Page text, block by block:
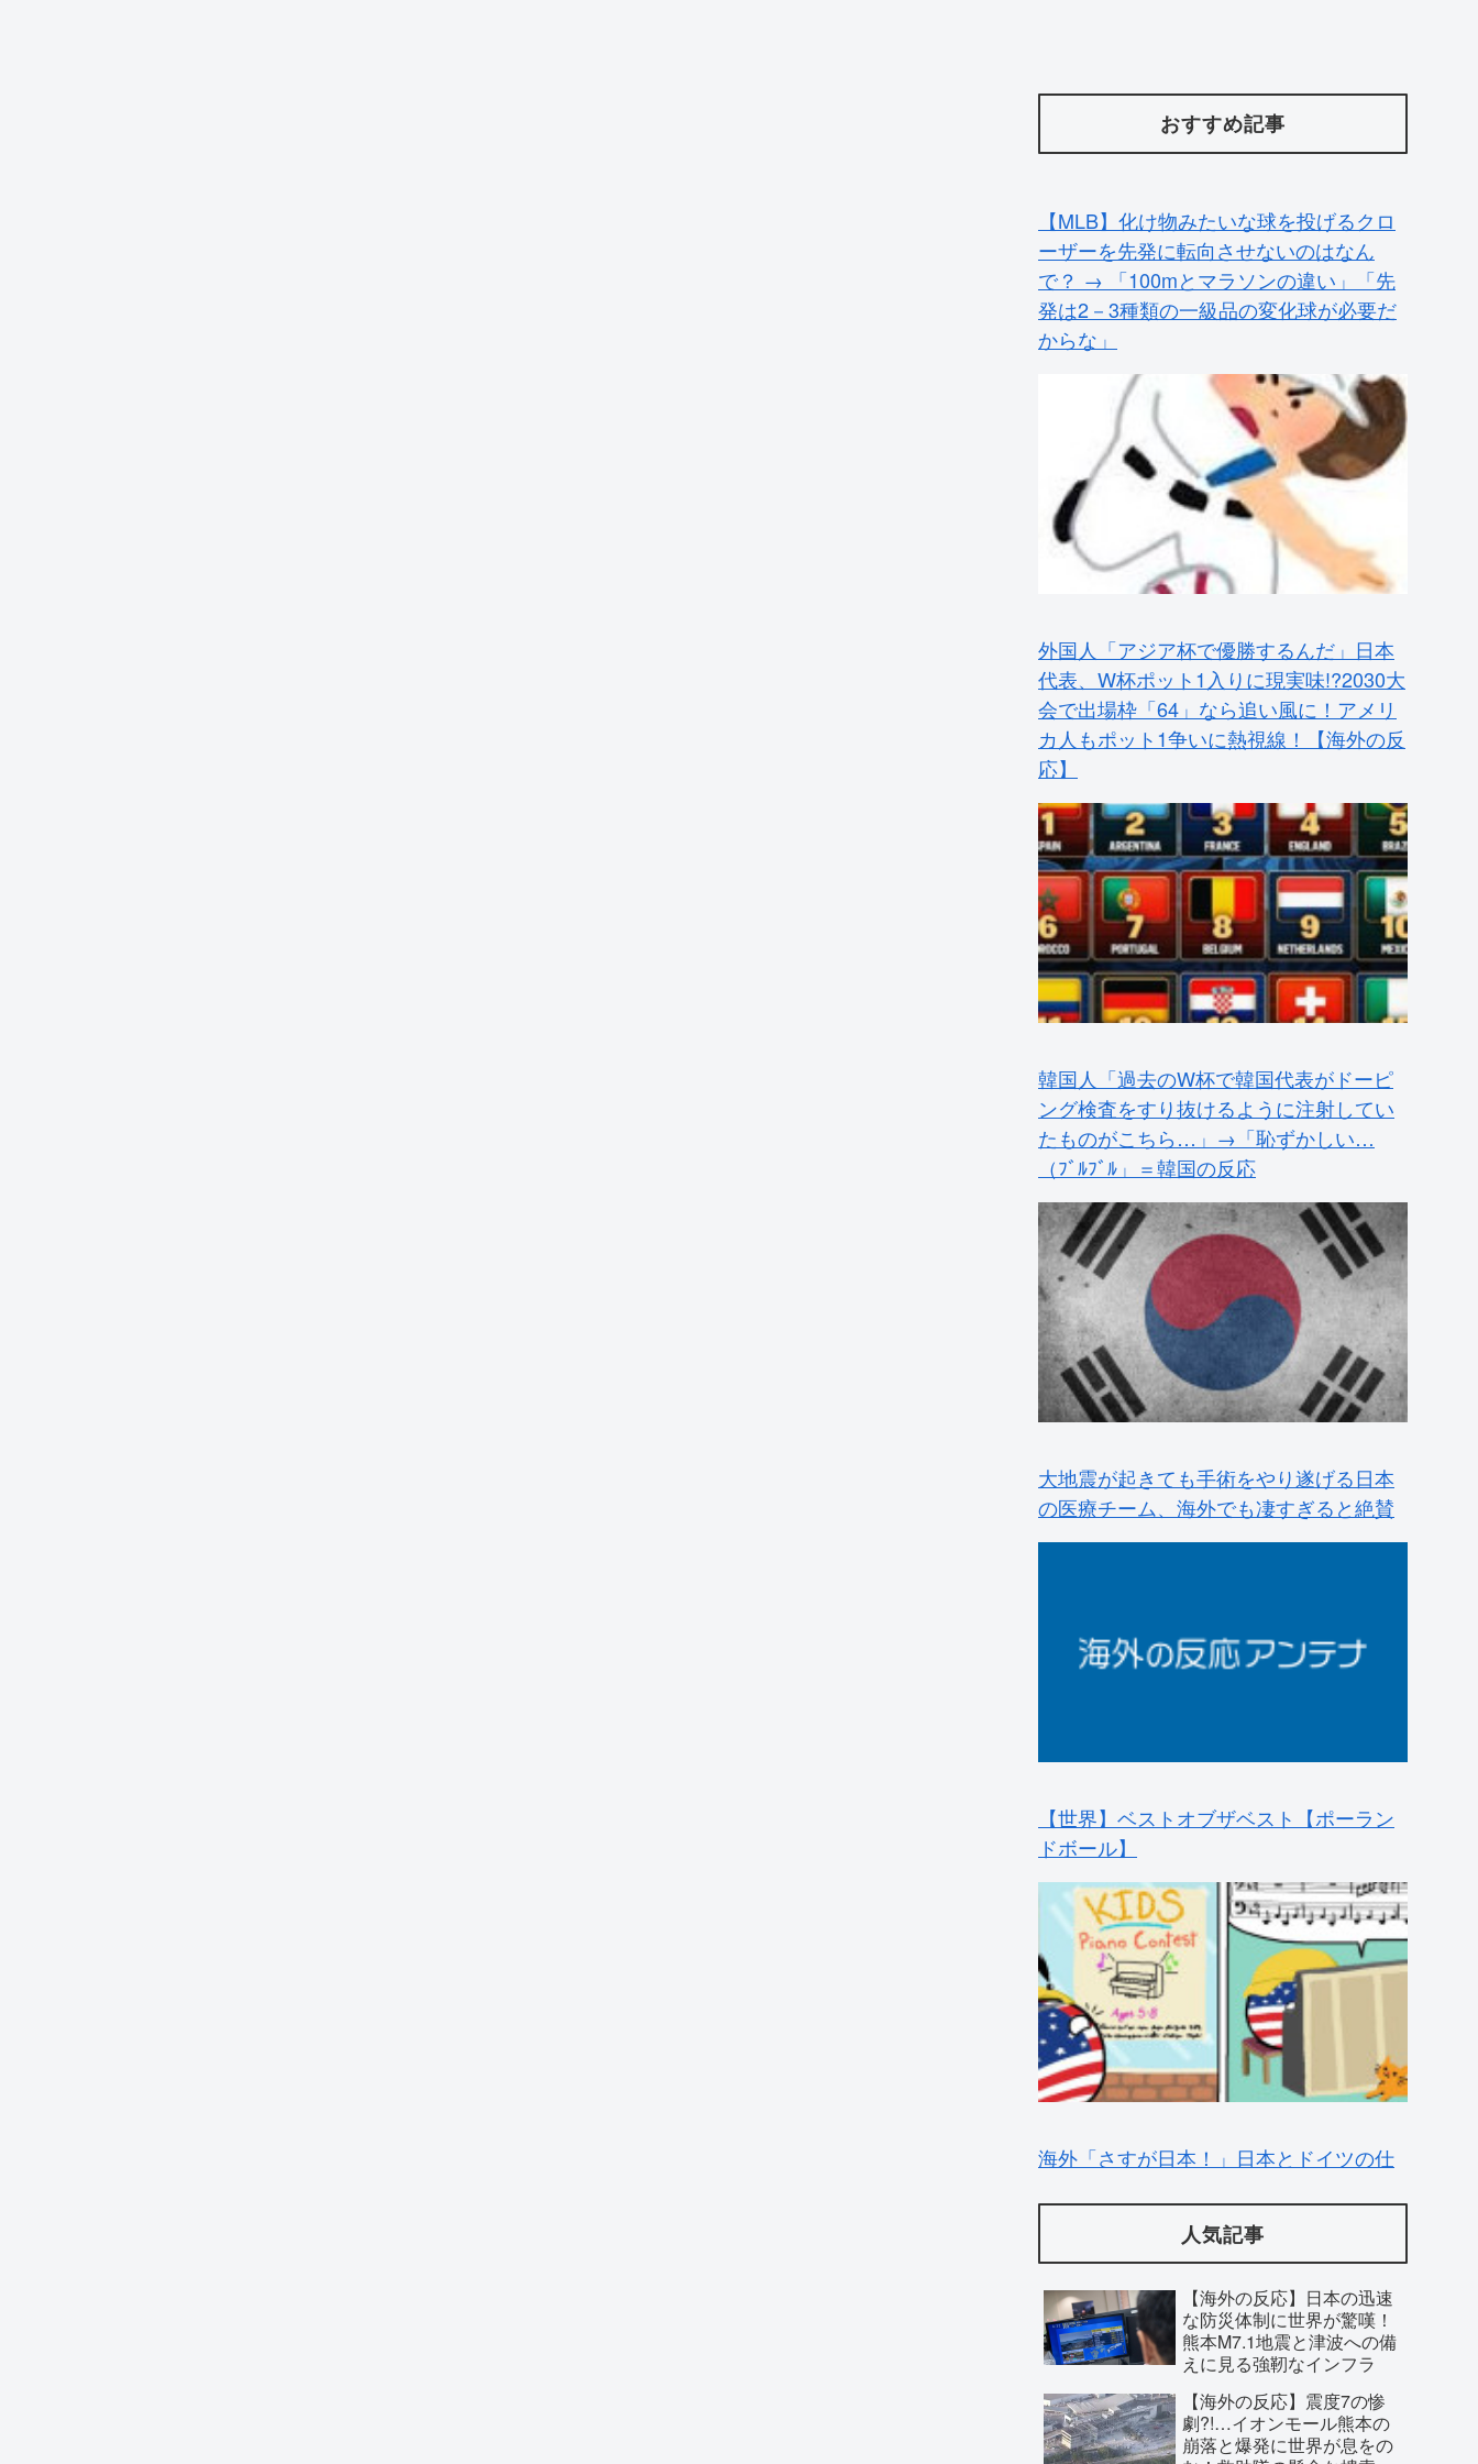
おすすめ記事
ーザーを先発に転向させないのはなん
で？ → 「100mとマラソンの違い」「先
発は2－3種類の一級品の変化球が必要だ
からな」
代表、W杯ポット1入りに現実味!?2030大
会で出場枠「64」なら追い風に！アメリ
カ人もポット1争いに熱視線！【海外の反
応】
ング検査をすり抜けるように注射してい
たものがこちら…」→「恥ずかしい…
（ﾌﾞﾙﾌﾞﾙ」＝韓国の反応
の医療チーム、海外でも凄すぎると絶賛
ドボール】
事効率の差が分かる数字に海外が大騒ぎ
人気記事
【海外の反応】日本の迅速
な防災体制に世界が驚嘆！
えに見る強靭なインフラ
【海外の反応】震度7の惨
劇?!…イオンモール熊本の
む！救助隊の懸命な捜索に
寄せられた祈り
【海外の反応】日本の高校